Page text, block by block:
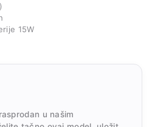
15W
u našim